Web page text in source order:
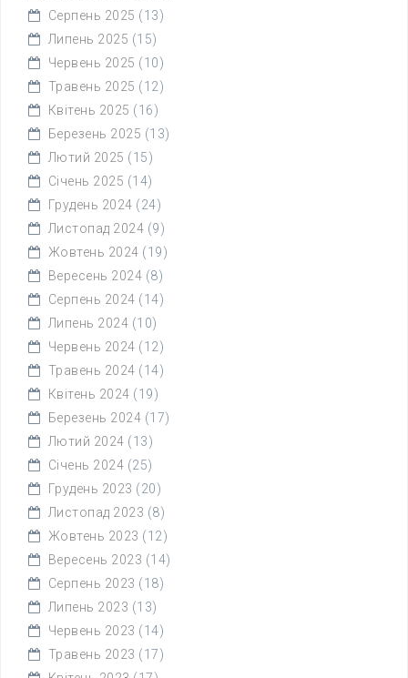
Серпень 2025 (13)
Липень 2025 (15)
Червень 2025 (10)
Травень 2025 (12)
Квітень 2025 (16)
Березень 2025 (13)
Лютий 2025 (15)
Січень 2025 (14)
Грудень 2024 (24)
Листопад 2024 (9)
Жовтень 2024 (19)
Вересень 2024 (8)
Серпень 2024 (14)
Липень 2024 (10)
Червень 2024 (12)
Травень 2024 (14)
Квітень 2024 (19)
Березень 2024 (17)
Лютий 2024 (13)
Січень 2024 (25)
Грудень 2023 (20)
Листопад 2023 (8)
Жовтень 2023 (12)
Вересень 2023 (14)
Серпень 2023 (18)
Липень 2023 (13)
Червень 2023 (14)
Травень 2023 (17)